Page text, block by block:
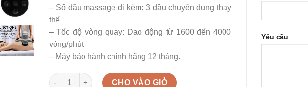
Yêu cầu
– Số đầu massage đi kèm: 3 đầu chuyên dụng thay
thế
– Tốc độ vòng quay: Dao động từ 1600 đến 4000
vòng/phút
– Máy bảo hành chính hãng 12 tháng.
Máy đầm rung giảm béo Gs quantity
CHO VÀO GIỎ